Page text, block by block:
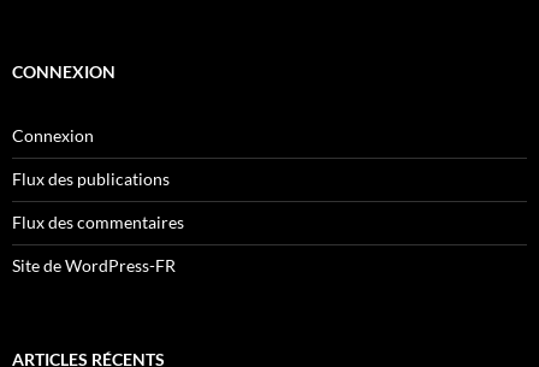
CONNEXION
Connexion
Flux des publications
Flux des commentaires
Site de WordPress-FR
ARTICLES RÉCENTS